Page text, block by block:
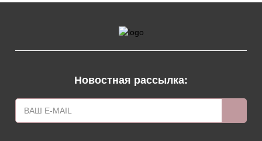
Новостная рассылка: